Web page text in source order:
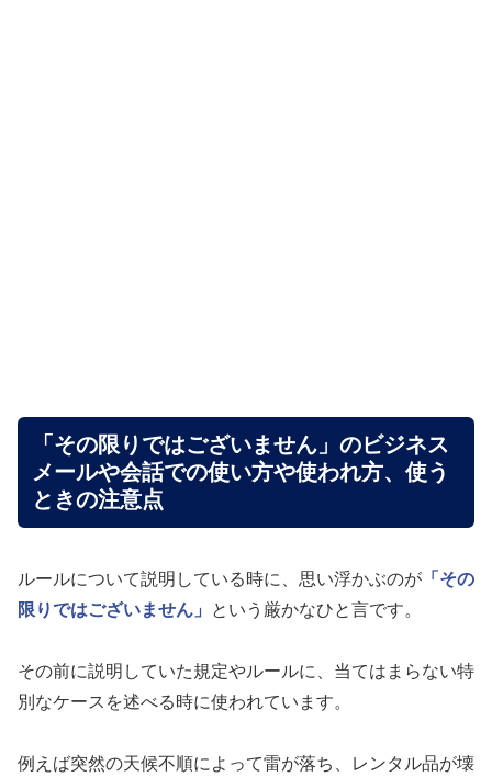
「その限りではございません」のビジネス
メールや会話での使い方や使われ方、使う
ときの注意点
ルールについて説明している時に、思い浮かぶのが 「その
限りではございません」
という厳かなひと言です。
その前に説明していた規定やルールに、当てはまらない特
別なケースを述べる時に使われています。
例えば突然の天候不順によって雷が落ち、レンタル品が壊